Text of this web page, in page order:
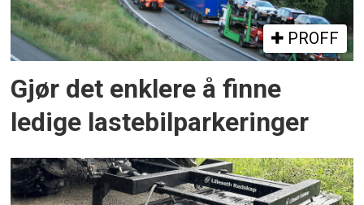
PROFF
Gjør det enklere å finne
ledige lastebilparkeringer